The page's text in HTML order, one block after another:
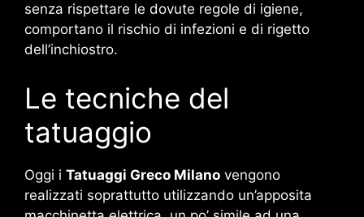
senza rispettare le dovute regole di igiene,
comportano il rischio di infezioni e di rigetto
dell’inchiostro.
Le tecniche del
tatuaggio
Oggi i Tatuaggi Greco Milano vengono
realizzati soprattutto utilizzando un’apposita